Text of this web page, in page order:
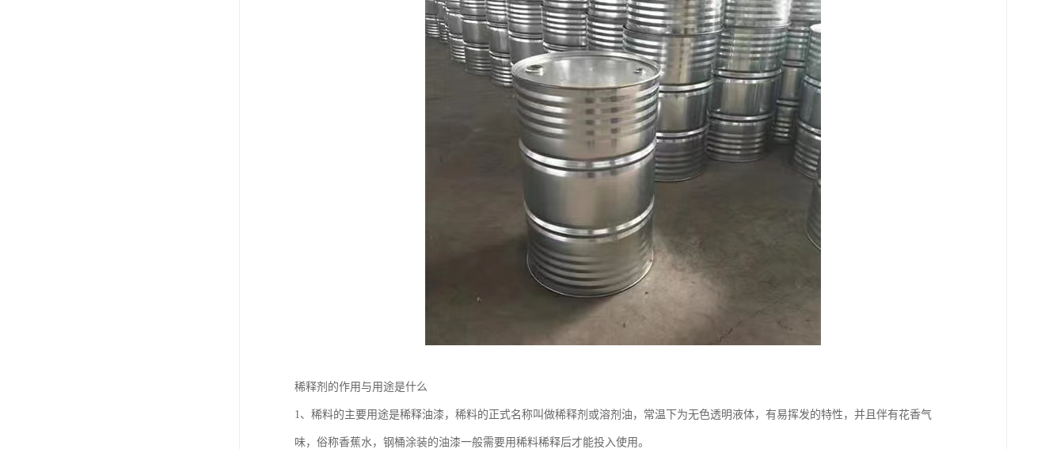
稀释剂的作用与用途是什么
1、稀料的主要用途是稀释油漆，稀料的正式名称叫做稀释剂或溶剂油，常温下为无色透明液体，有易挥发的特性，并且伴有花香气
味，俗称香蕉水，钢桶涂装的油漆一般需要用稀料稀释后才能投入使用。